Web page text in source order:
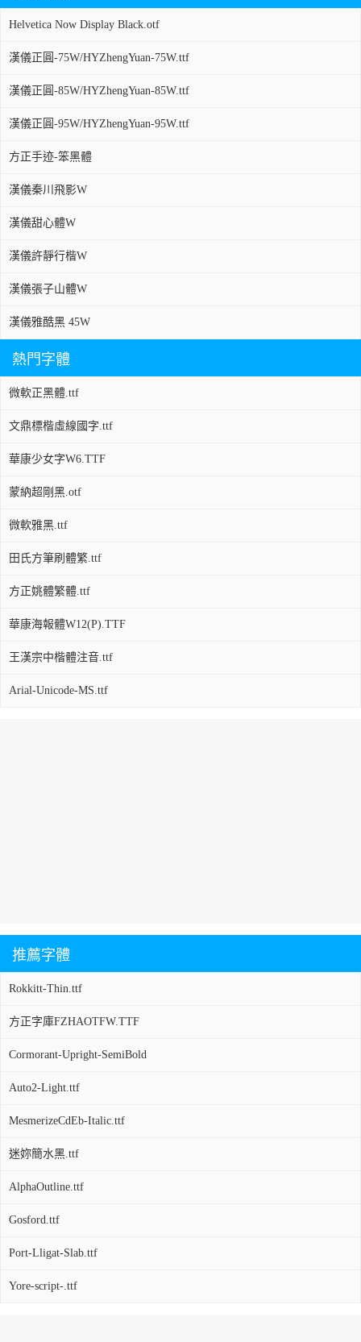
Helvetica Now Display Black.otf
漢儀正圓-75W/HYZhengYuan-75W.ttf
漢儀正圓-85W/HYZhengYuan-85W.ttf
漢儀正圓-95W/HYZhengYuan-95W.ttf
方正手迹-笨黑體
漢儀秦川飛影W
漢儀甜心體W
漢儀許靜行楷W
漢儀張子山體W
漢儀雅酷黑 45W
熱門字體
微軟正黑體.ttf
文鼎標楷虛線國字.ttf
華康少女字W6.TTF
蒙納超剛黑.otf
微軟雅黑.ttf
田氏方筆刷體繁.ttf
方正姚體繁體.ttf
華康海報體W12(P).TTF
王漢宗中楷體注音.ttf
Arial-Unicode-MS.ttf
推薦字體
Rokkitt-Thin.ttf
方正字庫FZHAOTFW.TTF
Cormorant-Upright-SemiBold
Auto2-Light.ttf
MesmerizeCdEb-Italic.ttf
迷妳簡水黑.ttf
AlphaOutline.ttf
Gosford.ttf
Port-Lligat-Slab.ttf
Yore-script-.ttf